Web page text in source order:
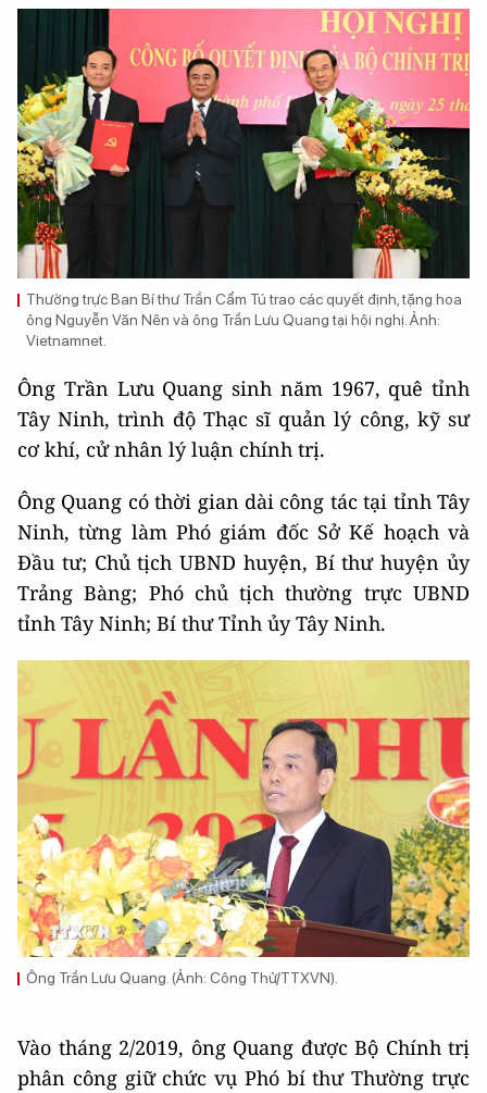
Thường trực Ban Bí thư Trần Cẩm Tú trao các quyết định, tặng hoa
ông Nguyễn Văn Nên và ông Trần Lưu Quang tại hội nghị. Ảnh:
Vietnamnet.
Ông Trần Lưu Quang sinh năm 1967, quê tỉnh
Tây Ninh, trình độ Thạc sĩ quản lý công, kỹ sư
cơ khí, cử nhân lý luận chính trị.
Ông Quang có thời gian dài công tác tại tỉnh Tây
Ninh, từng làm Phó giám đốc Sở Kế hoạch và
Đầu tư; Chủ tịch UBND huyện, Bí thư huyện ủy
Trảng Bàng; Phó chủ tịch thường trực UBND
tỉnh Tây Ninh; Bí thư Tỉnh ủy Tây Ninh.
Ông Trần Lưu Quang. (Ảnh: Công Thử/TTXVN).
Vào tháng 2/2019, ông Quang được Bộ Chính trị
phân công giữ chức vụ Phó bí thư Thường trực